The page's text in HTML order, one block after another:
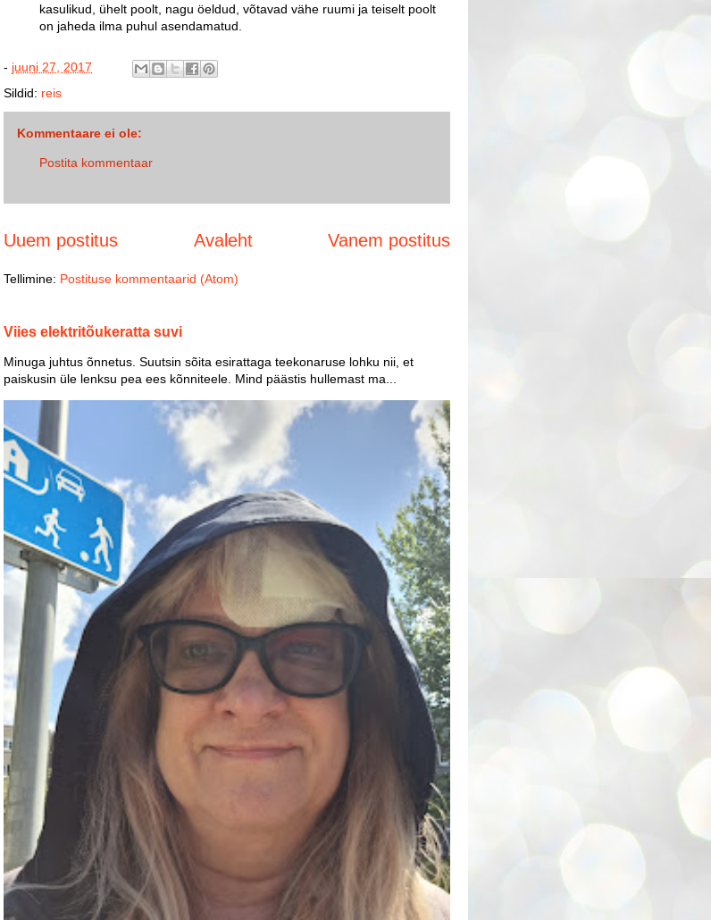
kasulikud, ühelt poolt, nagu öeldud, võtavad vähe ruumi ja teiselt poolt
on jaheda ilma puhul asendamatud.
- juuni 27, 2017
Sildid: reis
Kommentaare ei ole:
Postita kommentaar
Uuem postitus Vanem postitus
Avaleht
Tellimine: Postituse kommentaarid (Atom)
Viies elektritõukeratta suvi
Minuga juhtus õnnetus. Suutsin sõita esirattaga teekonaruse lohku nii, et
paiskusin üle lenksu pea ees kõnniteele. Mind päästis hullemast ma...